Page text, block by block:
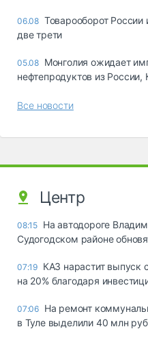
06.08 Товарооборот России
две трети
05.08 Монголия ожидает
нефтепродуктов из
Все новости
Центр
08:15 На автодороге
Судогодском районе
07:19 КАЗ нарастит выпуск
на 20% благодаря
07:06 На ремонт
в Туле выделили 40 млн